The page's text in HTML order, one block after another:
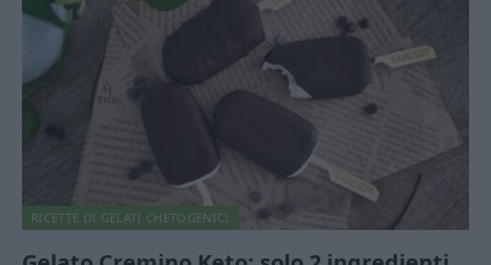
RICETTE DI GELATI CHETOGENICI